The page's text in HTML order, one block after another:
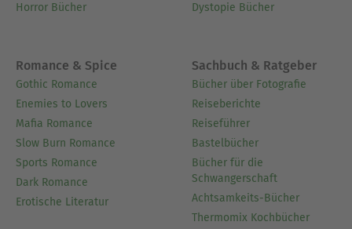
Horror Bücher
Dystopie Bücher
Romance & Spice
Gothic Romance
Enemies to Lovers
Mafia Romance
Slow Burn Romance
Sports Romance
Dark Romance
Erotische Literatur
Sachbuch & Ratgeber
Bücher über Fotografie
Reiseberichte
Reiseführer
Bastelbücher
Bücher für die
Schwangerschaft
Achtsamkeits-Bücher
Thermomix Kochbücher